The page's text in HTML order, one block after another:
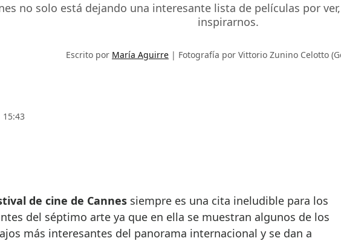
no solo está dejando una interesante lista de películas por
inspirarnos.
Escrito por María Aguirre Fotografía por Vittorio Zunino Celotto
de cine de Cannes siempre es una cita ineludible para los
del séptimo arte ya que en ella se muestran algunos de los
más interesantes del panorama internacional y se dan a